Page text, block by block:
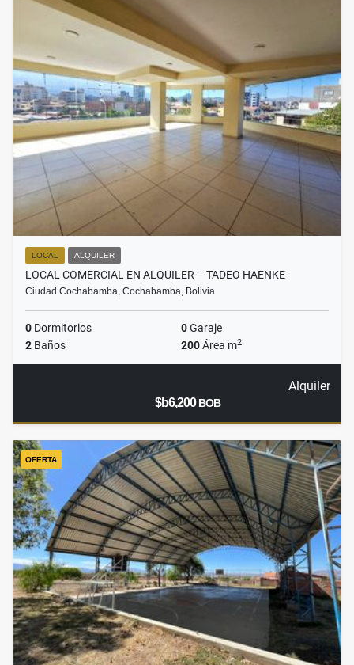
LOCAL ALQUILER
LOCAL COMERCIAL EN ALQUILER – TADEO HAENKE
Ciudad Cochabamba, Cochabamba, Bolivia
0 Dormitorios 0Garaje
2 Baños 200Área m2
Alquiler
$b6,200BOB
OFERTA